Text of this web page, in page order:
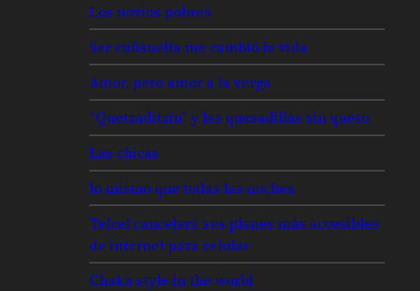
Los novios pobres
Ser culisuelta me cambió la vida
Amor, pero amor a la verga
“Quetzaditzin” y las quesadillas sin queso
Las chicas
lo mismo que todas las noches
Telcel cancelará sus planes más accesibles
de internet para celular
Chaka style in the world